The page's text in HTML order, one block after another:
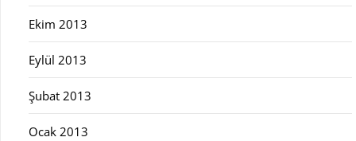
Ekim 2013
Eylül 2013
Şubat 2013
Ocak 2013